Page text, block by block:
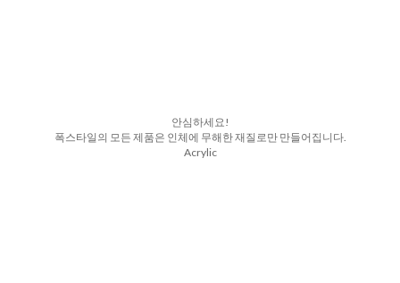
안심하세요!
폭스타일의 모든 제품은 인체에 무해한 재질로만 만들어집니다.
Acrylic